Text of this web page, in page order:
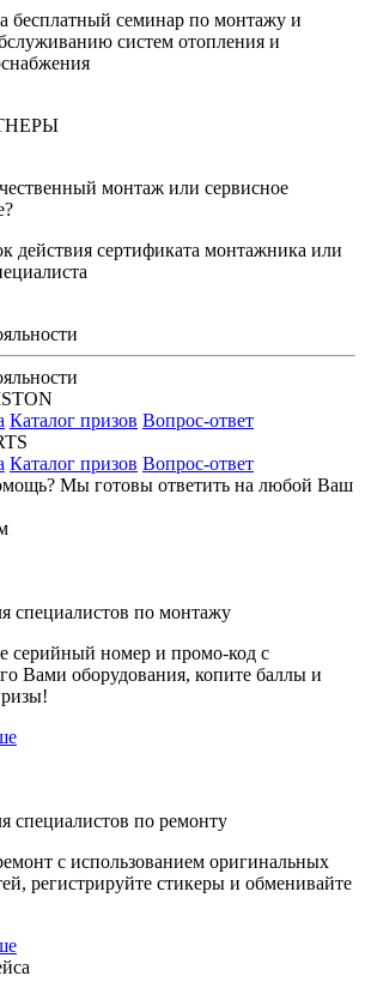
бесплатный семинар по монтажу и
систем отопления и
монтаж или сервисное
действия сертификата монтажника или
Каталог призов Вопрос-ответ
Каталог призов Вопрос-ответ
Мы готовы ответить на любой Ваш
специалистов по монтажу
серийный номер и промо-код с
Вами оборудования, копите баллы и
специалистов по ремонту
с использованием оригинальных
регистрируйте стикеры и обменивайте